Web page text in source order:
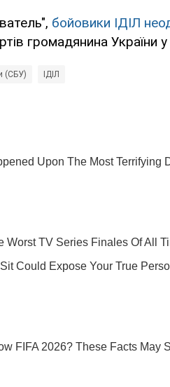
бойовики ІДІЛ
громадянина України
(СБУ) ІДІЛ